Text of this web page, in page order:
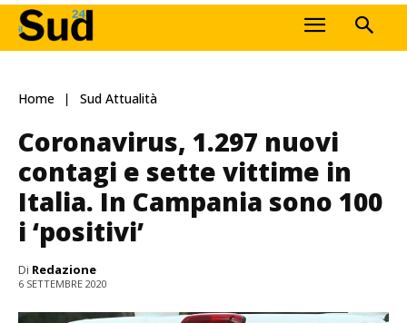
Home Sud Attualità
Coronavirus, 1.297 nuovi
contagi e sette vittime in
Italia. In Campania sono 100
i ‘positivi’
Di Redazione
6 SETTEMBRE 2020